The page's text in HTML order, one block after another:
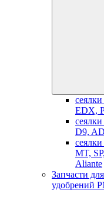
EDX,
D9,
MT,
Aliante
Запчасти
удобрений